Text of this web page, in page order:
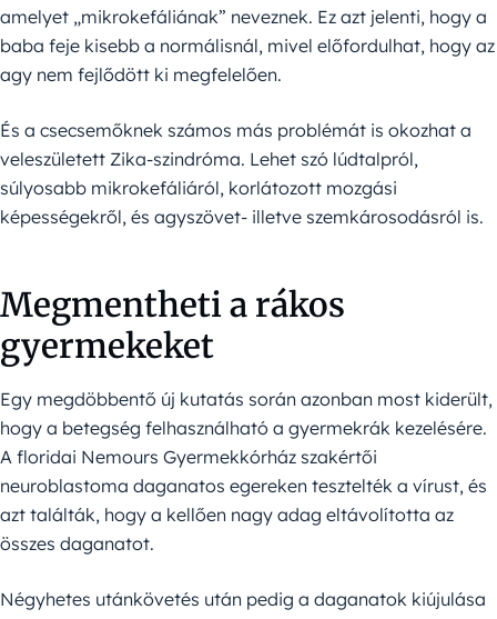
amelyet „mikrokefáliának” neveznek. Ez azt jelenti, hogy a
baba feje kisebb a normálisnál, mivel előfordulhat, hogy az
agy nem fejlődött ki megfelelően.
És a csecsemőknek számos más problémát is okozhat a
veleszületett Zika-szindróma. Lehet szó lúdtalpról,
súlyosabb mikrokefáliáról, korlátozott mozgási
képességekről, és agyszövet- illetve szemkárosodásról is.
Megmentheti a rákos
gyermekeket
Egy megdöbbentő új kutatás során azonban most kiderült,
hogy a betegség felhasználható a gyermekrák kezelésére.
A floridai Nemours Gyermekkórház szakértői
neuroblastoma daganatos egereken tesztelték a vírust, és
azt találták, hogy a kellően nagy adag eltávolította az
összes daganatot.
Négyhetes utánkövetés után pedig a daganatok kiújulása